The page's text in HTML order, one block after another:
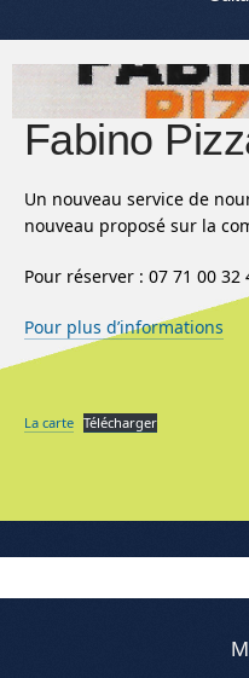
Fabino
Un nouveau service de
nouveau proposé sur la
Pour réserver : 07 71 00 32
Pour plus d’informations
La carte Télécharger
Menu de